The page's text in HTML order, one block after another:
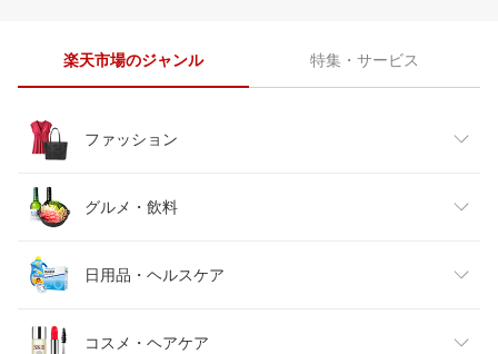
楽天市場のジャンル 特集・サービス
ファッション
レディースファッション
メンズファッション
キッズファッション
グルメ・飲料
食品
スイーツ・お菓子
日用品・ヘルスケア
日用品雑貨・文房具・手芸
コスメ・ヘアケア